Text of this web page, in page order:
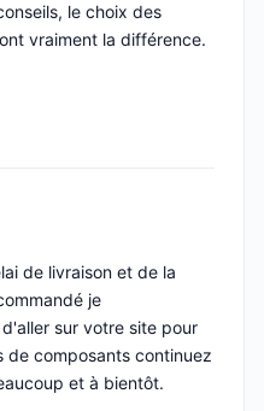
le choix des
vraiment la différence.
de livraison et de la
je
sur votre site pour
de composants continuez
et à bientôt.